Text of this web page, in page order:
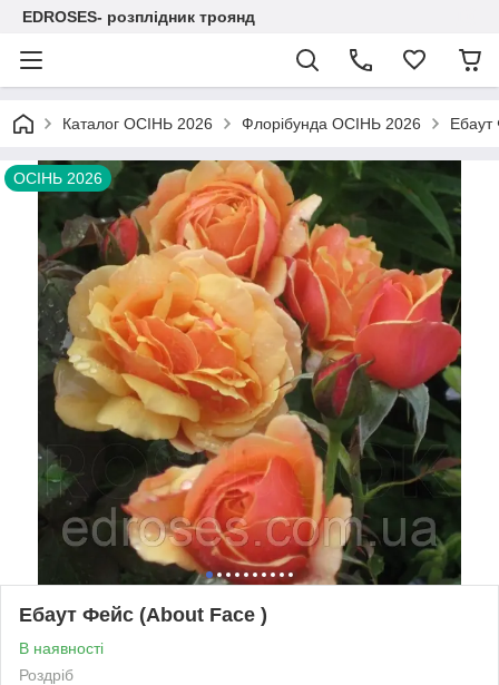
EDROSES- розплідник троянд
Каталог ОСІНЬ 2026 Флорібунда ОСІНЬ 2026 Ебаут
ОСІНЬ 2026
Ебаут Фейс (About Face )
В наявності
Роздріб